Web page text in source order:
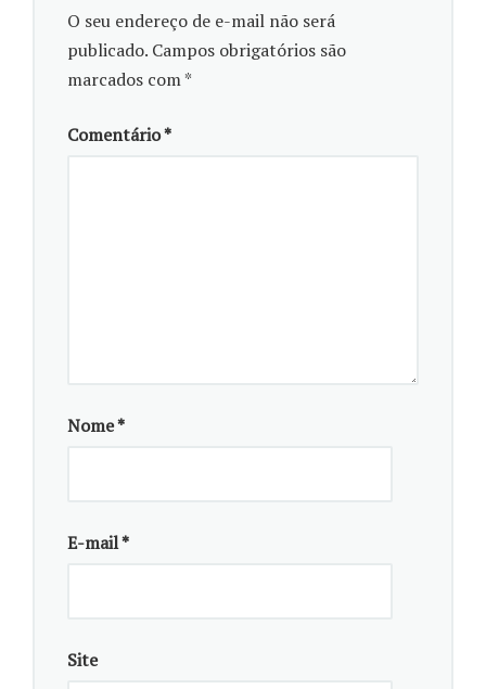
Por Thiago Fedacz
O seu endereço de e-mail não será
publicado. Campos obrigatórios são
marcados com*
Comentário*
Nome*
E-mail*
Site